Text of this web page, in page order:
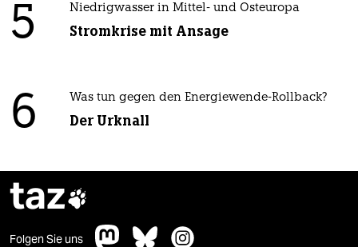
5 Niedrigwasser in Mittel- und Osteuropa
Stromkrise mit Ansage
6 Was tun gegen den Energiewende-Rollback?
Der Urknall
taz
Folgen Sie uns